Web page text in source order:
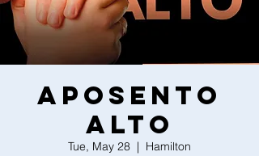
Aposento
Alto
Tue, May 28
  |
Hamilton